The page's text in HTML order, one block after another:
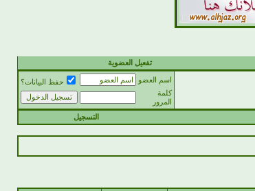
تفعيل العضوية
اسم العضو
حفظ البيانات؟
كلمة
المرور
التسجيل